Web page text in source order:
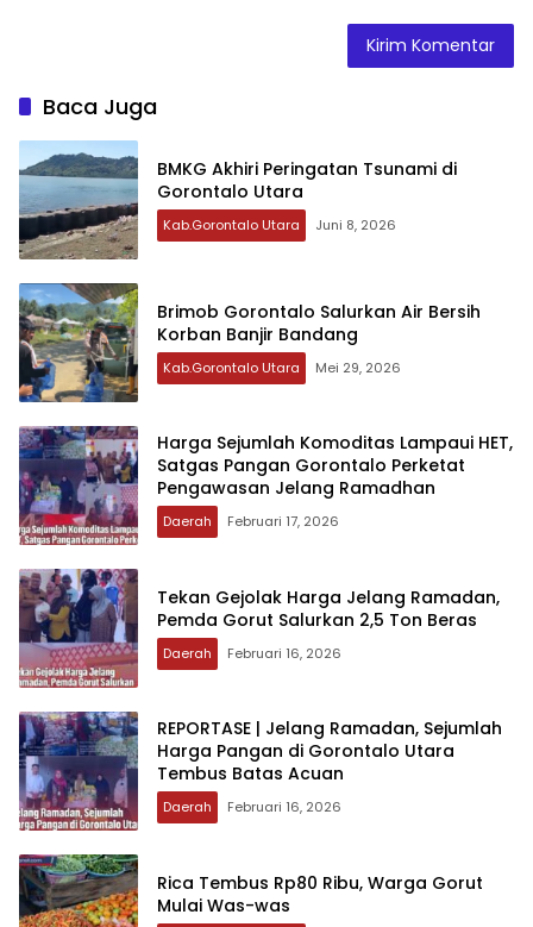
Baca Juga
BMKG Akhiri Peringatan Tsunami di
Gorontalo Utara
Kab.Gorontalo Utara Juni 8, 2026
Brimob Gorontalo Salurkan Air Bersih
Korban Banjir Bandang
Kab.Gorontalo Utara Mei 29, 2026
‎Harga Sejumlah Komoditas Lampaui HET,
Satgas Pangan Gorontalo Perketat
Pengawasan Jelang Ramadhan‎‎
Daerah Februari 17, 2026
Tekan Gejolak Harga Jelang Ramadan‎‎,
Pemda Gorut Salurkan 2,5 Ton Beras
Daerah Februari 16, 2026
‎REPORTASE | Jelang Ramadan, Sejumlah
Harga Pangan di Gorontalo Utara
Tembus Batas Acuan‎‎
Daerah Februari 16, 2026
‎Rica Tembus Rp80 Ribu, Warga Gorut
Mulai Was-was